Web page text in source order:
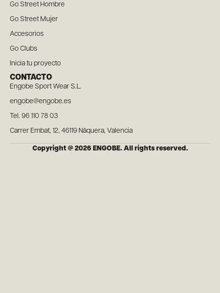
Go Street Hombre
Go Street Mujer
Accesorios
Go Clubs
Inicia tu proyecto
CONTACTO
Engobe Sport Wear S.L.
engobe@engobe.es
Tel. 96 110 78 03
Carrer Embat, 12, 46119 Nàquera, Valencia
Copyright @ 2026 ENGOBE. All rights reserved.